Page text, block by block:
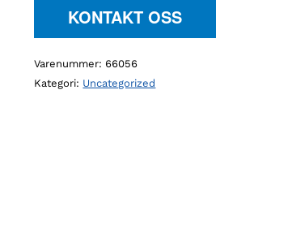
KONTAKT OSS
Varenummer: 66056
Kategori: Uncategorized